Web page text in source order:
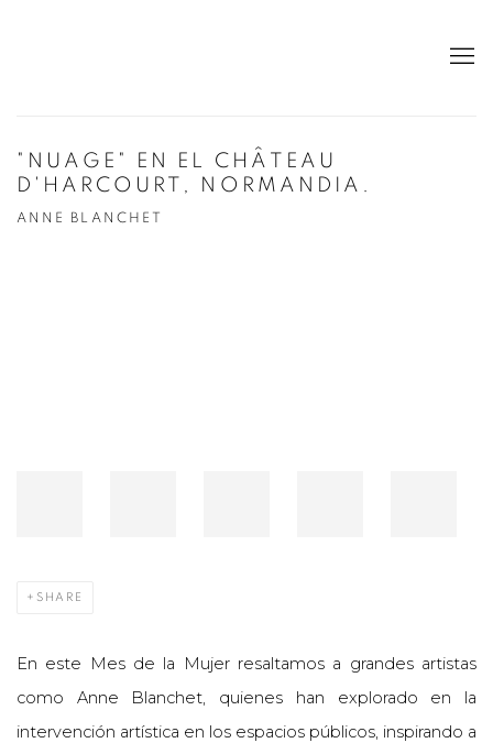
"NUAGE" EN EL CHÂTEAU
D'HARCOURT, NORMANDIA.
ANNE BLANCHET
SHARE
En este Mes de la Mujer resaltamos a grandes artistas
como Anne Blanchet, quienes han explorado en la
intervención artística en los espacios públicos, inspirando a